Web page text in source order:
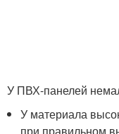
У ПВХ-панелей
У материала